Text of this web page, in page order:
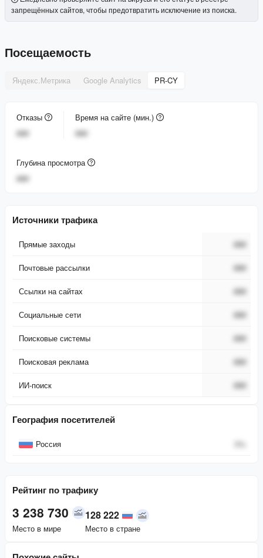
запрещённых сайтов, чтобы предотвратить исключение из поиска.
Посещаемость
Яндекс.Метрика Google Analytics PR-CY
Отказы
###
Время на сайте (мин.)
###
Глубина просмотра
###
Источники трафика
Прямые заходы ###
Почтовые рассылки ###
Ссылки на сайтах ###
Социальные сети ###
Поисковые системы ###
Поисковая реклама ###
ИИ-поиск ###
География посетителей
Россия 0%
Рейтинг по трафику
3 238 730
Место в мире
128 222
Место в стране